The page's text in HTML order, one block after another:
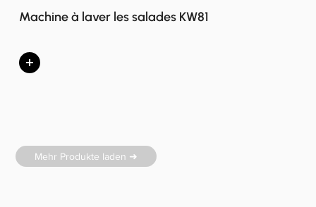
Machine à laver les salades KW81
+
Mehr Produkte laden ➜